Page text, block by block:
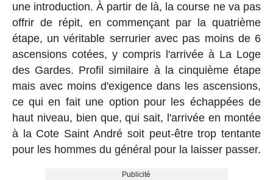
une introduction. À partir de là, la course ne va pas
offrir de répit, en commençant par la quatrième
étape, un véritable serrurier avec pas moins de 6
ascensions cotées, y compris l'arrivée à La Loge
des Gardes. Profil similaire à la cinquième étape
mais avec moins d'exigence dans les ascensions,
ce qui en fait une option pour les échappées de
haut niveau, bien que, qui sait, l'arrivée en montée
à la Cote Saint André soit peut-être trop tentante
pour les hommes du général pour la laisser passer.
Publicité